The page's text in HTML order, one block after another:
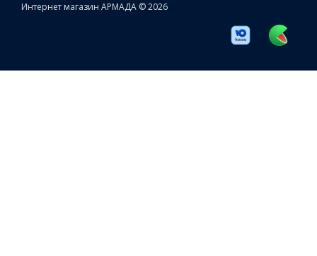
Интернет магазин АРМАДА © 2026